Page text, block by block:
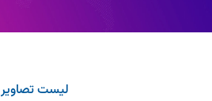
لیست تصاویر